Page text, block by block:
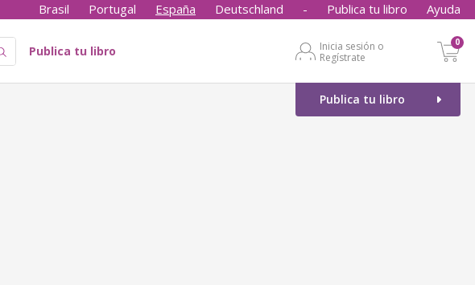
Brasil Portugal España Deutschland - Publica tu libro Ayuda
Publica tu libro
Inicia sesión o
Regístrate
0
Publica tu libro